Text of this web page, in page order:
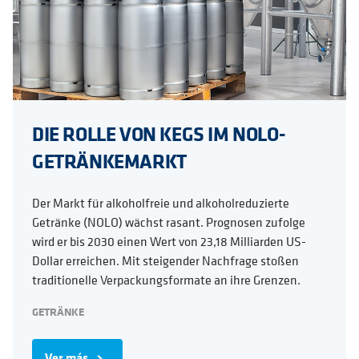
DIE ROLLE VON KEGS IM NOLO-
GETRÄNKEMARKT
Der Markt für alkoholfreie und alkoholreduzierte
Getränke (NOLO) wächst rasant. Prognosen zufolge
wird er bis 2030 einen Wert von 23,18 Milliarden US-
Dollar erreichen. Mit steigender Nachfrage stoßen
traditionelle Verpackungsformate an ihre Grenzen.
GETRÄNKE